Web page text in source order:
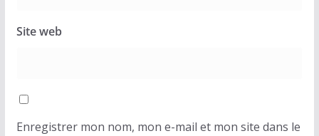
Site web
Enregistrer mon nom, mon e-mail et mon site dans le